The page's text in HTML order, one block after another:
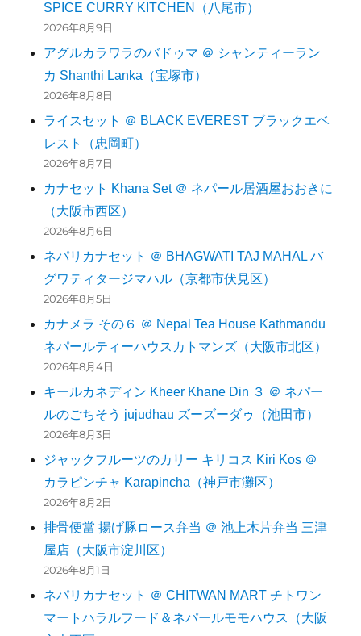
SPICE CURRY KITCHEN（八尾市）
2026年8月9日
アグルカラワラのバドゥマ ＠ シャンティーラン
カ Shanthi Lanka（宝塚市）
2026年8月8日
ライスセット ＠ BLACK EVEREST ブラックエベ
レスト（忠岡町）
2026年8月7日
カナセット Khana Set ＠ ネパール居酒屋おおきに
（大阪市西区）
2026年8月6日
ネパリカナセット ＠ BHAGWATI TAJ MAHAL バ
グワティタージマハル（京都市伏見区）
2026年8月5日
カナメラ その６ ＠ Nepal Tea House Kathmandu
ネパールティーハウスカトマンズ（大阪市北区）
2026年8月4日
キールカネディン Kheer Khane Din ３ ＠ ネパー
ルのごちそう jujudhau ズーズーダゥ（池田市）
2026年8月3日
ジャックフルーツのカリー キリコス Kiri Kos ＠
カラピンチャ Karapincha（神戸市灘区）
2026年8月2日
排骨便當 揚げ豚ロース弁当 ＠ 池上木片弁当 三津
屋店（大阪市淀川区）
2026年8月1日
ネパリカナセット ＠ CHITWAN MART チトワン
マートハラルフード＆ネパールモモハウス（大阪